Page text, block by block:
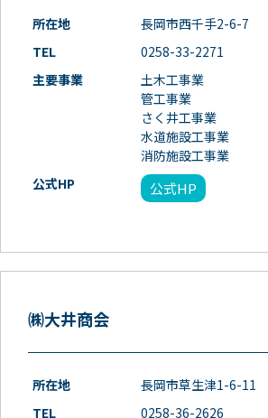
所在地
長岡市西千手2-6-7
TEL
0258-33-2271
主要事業
土木工事業
管工事業
さく井工事業
水道施設工事業
消防施設工事業
公式HP
公式HP
㈱大井商会
所在地
長岡市草生津1-6-11
TEL
0258-36-2626